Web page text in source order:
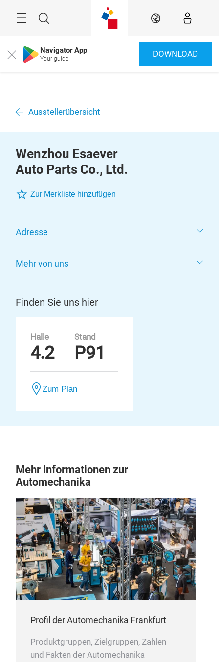
Suche DE
Close Navigator App
Your guide DOWNLOAD
Ausstellerübersicht
Wenzhou Esaever
Auto Parts Co., Ltd.
Zur Merkliste hinzufügen
Adresse
Mehr von uns
Finden Sie uns hier
Halle
4.2
Stand
P91
Zum Plan
Mehr Informationen zur
Automechanika
Profil der Automechanika Frankfurt
Produktgruppen, Zielgruppen, Zahlen
und Fakten der Automechanika